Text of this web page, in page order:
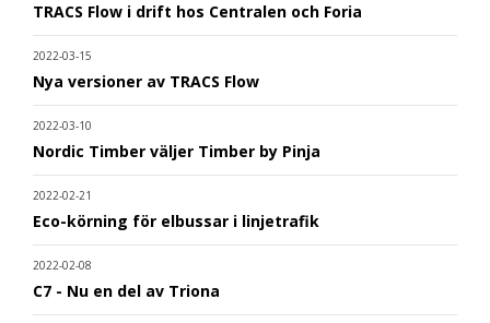
TRACS Flow i drift hos Centralen och Foria
2022-03-15
Nya versioner av TRACS Flow
2022-03-10
Nordic Timber väljer Timber by Pinja
2022-02-21
Eco-körning för elbussar i linjetrafik
2022-02-08
C7 - Nu en del av Triona